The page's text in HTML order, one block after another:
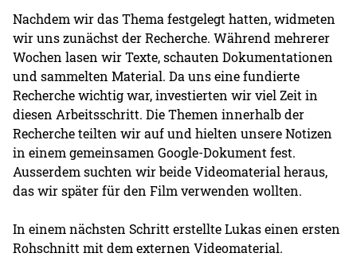
Nachdem wir das Thema festgelegt hatten, widmeten
wir uns zunächst der Recherche. Während mehrerer
Wochen lasen wir Texte, schauten Dokumentationen
und sammelten Material. Da uns eine fundierte
Recherche wichtig war, investierten wir viel Zeit in
diesen Arbeitsschritt. Die Themen innerhalb der
Recherche teilten wir auf und hielten unsere Notizen
in einem gemeinsamen Google-Dokument fest.
Ausserdem suchten wir beide Videomaterial heraus,
das wir später für den Film verwenden wollten.
In einem nächsten Schritt erstellte Lukas einen ersten
Rohschnitt mit dem externen Videomaterial.